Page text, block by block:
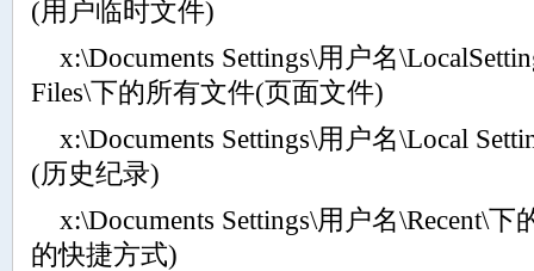
(用户临时文件)
x:\Documents Settings\用户名
Files\下的所有文件(页面文件)
x:\Documents Settings\用户名\Local
(历史纪录)
x:\Documents Settings\用户名\Recent\
的快捷方式)